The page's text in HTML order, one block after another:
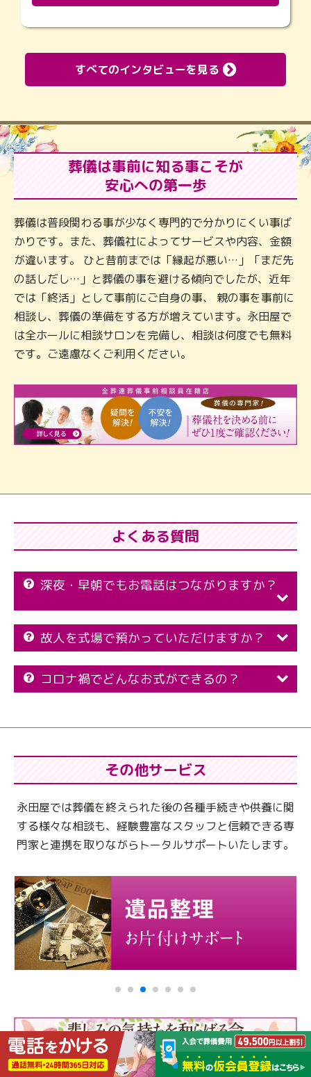
すべてのインタビューを見る
葬儀は事前に知る事こそが
安心への第一歩
葬儀は普段関わる事が少なく専門的で分かりにくい事ば
かりです。また、葬儀社によってサービスや内容、金額
が違います。 ひと昔前までは「縁起が悪い…」「まだ先
の話しだし…」と葬儀の事を避ける傾向でしたが、近年
では「終活」として事前にご自身の事、 親の事を事前に
相談し、葬儀の準備をする方が増えています。永田屋で
は全ホールに相談サロンを完備し、相談は何度でも無料
です。ご遠慮なくご利用ください。
よくある質問
深夜・早朝でもお電話はつながりますか？
故人を式場で預かっていただけますか？
コロナ禍でどんなお式ができるの？
その他サービス
永田屋では葬儀を終えられた後の各種手続きや供養に関
する様々な相談も、 経験豊富なスタッフと信頼できる専
門家と連携を取りながらトータルサポートいたします。